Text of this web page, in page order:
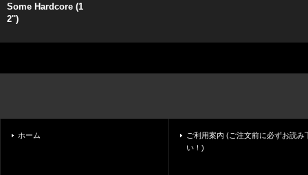
Some Hardcore (1
2'')
ホーム
ご利用案内 (ご注文前に必ずお読み
い！)